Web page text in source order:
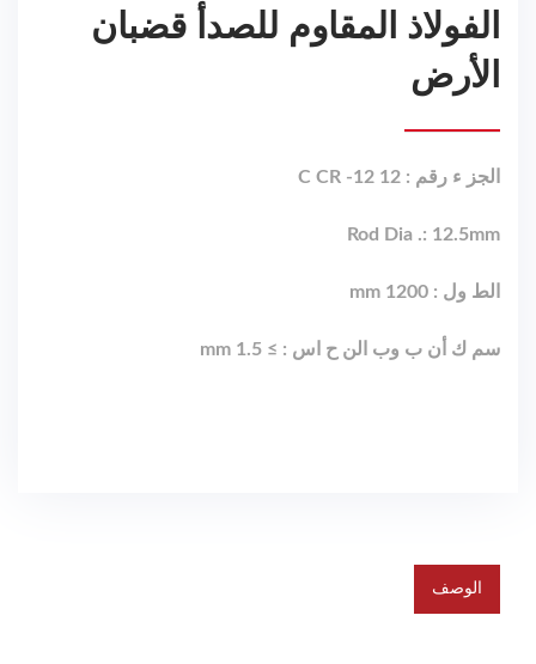
الفولاذ المقاوم للصدأ قضبان
الأرض
الجز ء رقم : C CR -12 12
Rod Dia .: 12.5mm
الط ول : 1200 mm
سم ك أن ب وب الن ح اس : ≥ 1.5 mm
الوصف